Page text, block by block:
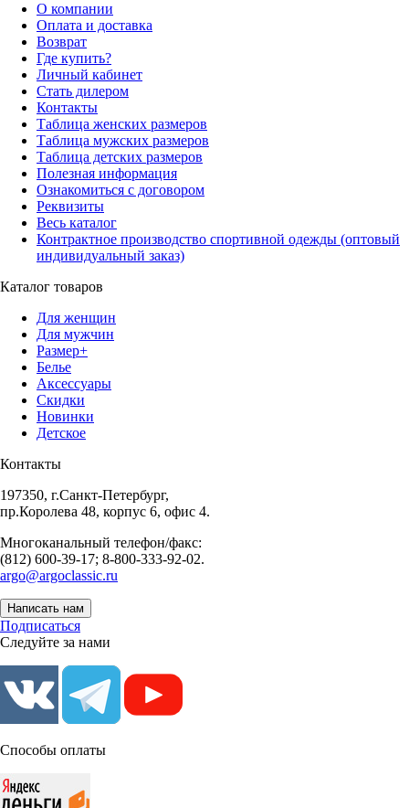
О компании
Оплата и доставка
Возврат
Где купить?
Личный кабинет
Стать дилером
Контакты
Таблица женских размеров
Таблица мужских размеров
Таблица детских размеров
Полезная информация
Ознакомиться с договором
Реквизиты
Весь каталог
Контрактное производство спортивной одежды (оптовый
индивидуальный заказ)
Каталог товаров
Для женщин
Для мужчин
Размер+
Белье
Аксессуары
Скидки
Новинки
Детское
Контакты
197350, г.Санкт-Петербург,
пр.Королева 48, корпус 6, офис 4.
Многоканальный телефон/факс:
(812) 600-39-17; 8-800-333-92-02.
argo@argoclassic.ru
Написать нам
Подписаться
Следуйте за нами
Способы оплаты